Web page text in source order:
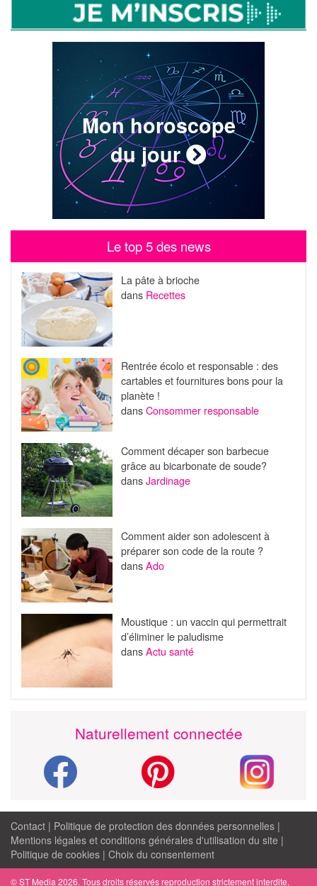
Mon horoscope
du jour
Le top 5 des news
La pâte à brioche
dans Recettes
Rentrée écolo et responsable : des
cartables et fournitures bons pour la
planète !
dansConsommer responsable
Comment décaper son barbecue
grâce au bicarbonate de soude?
dansJardinage
Comment aider son adolescent à
préparer son code de la route ?
dansAdo
Moustique : un vaccin qui permettrait
d’éliminer le paludisme
dansActu santé
Naturellement connectée
Contact | Politique de protection des données personnelles |
Mentions légales et conditions générales d'utilisation du site |
Politique de cookies | Choix du consentement
© ST Media 2026. Tous droits réservés reproduction strictement interdite.